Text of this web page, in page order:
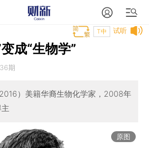
试听
T中
成“生物学”
期
）美籍华裔生物化学家，2008年
原图